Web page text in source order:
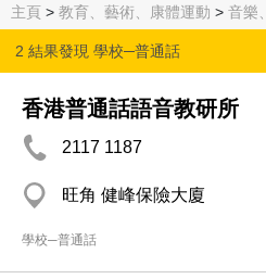
主頁 > 教育、藝術、康體運動 > 音樂
2 結果發現 學校─普通話
香港普通話語音教研所
2117 1187
旺角 健峰保險大廈
學校─普通話